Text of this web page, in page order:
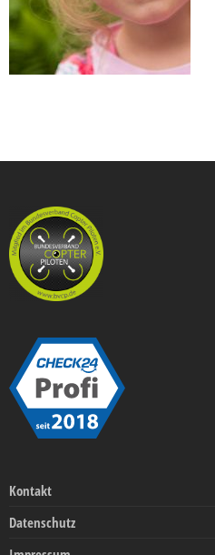
Kontakt
Datenschutz